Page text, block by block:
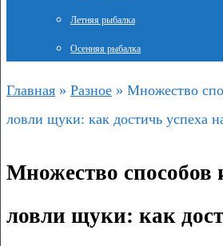
Летняя рыбалка
Осенняя рыбалка
Главная » Разное » Множество
ловли щуки: как достичь успеха
Множество способов
ловли щуки: как